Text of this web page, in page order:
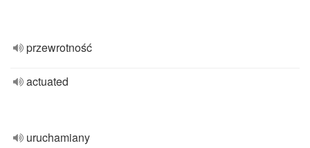
przewrotność
actuated
uruchamiany